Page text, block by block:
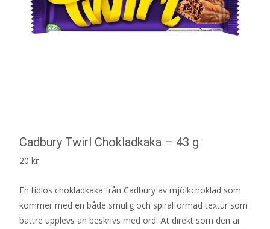
Cadbury Twirl Chokladkaka – 43 g
20 kr
En tidlös chokladkaka från Cadbury av mjölkchoklad som
kommer med en både smulig och spiralformad textur som
bättre upplevs än beskrivs med ord. Ät direkt som den är